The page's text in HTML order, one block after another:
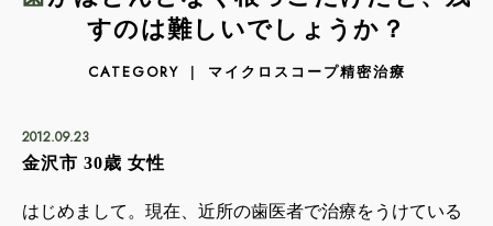
すのは難しいでしょうか？
CATEGORY マイクロスコープ精密治療
2012.09.23
金沢市 30歳 女性
はじめまして。現在、近所の歯医者で治療をうけている